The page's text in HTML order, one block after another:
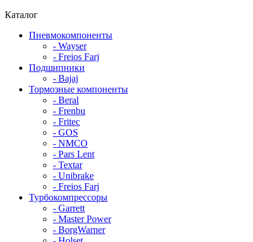
Каталог
Пневмокомпоненты
- Wayser
- Freios Farj
Подшипники
- Bajaj
Тормозные компоненты
- Beral
- Frenbu
- Fritec
- GOS
- NMCO
- Pars Lent
- Textar
- Unibrake
- Freios Farj
Турбокомпрессоры
- Garrett
- Master Power
- BorgWarner